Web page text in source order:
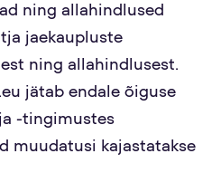
ning allahindlused
jaekaupluste
ning allahindlusest.
jätab endale õiguse
-tingimustes
muudatusi kajastatakse